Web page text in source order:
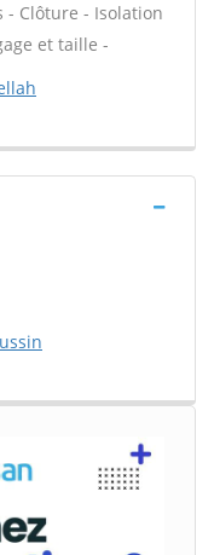
- Clôture - Isolation
et taille -